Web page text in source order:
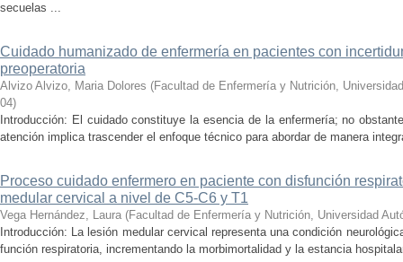
secuelas ...
Cuidado humanizado de enfermería en pacientes con
preoperatoria
Alvizo Alvizo, Maria Dolores (Facultad de Enfermería y Nutrición,
04)
Introducción: El cuidado constituye la esencia de la enfermería; no
atención implica trascender el enfoque técnico para abordar de manera
Proceso cuidado enfermero en paciente con disfunción
medular cervical a nivel de C5-C6 y T1
Vega Hernández, Laura (Facultad de Enfermería y Nutrición, Universidad
Introducción: La lesión medular cervical representa una condición
función respiratoria, incrementando la morbimortalidad y la estancia